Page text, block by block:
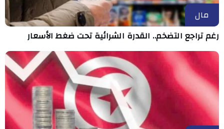
مال
رغم تراجع التضخم.. القدرة الشرائية تحت ضغط الأسعار